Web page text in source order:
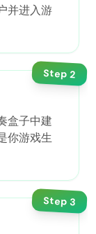
并进入游
Step2
盒子中建
你游戏生
Step3